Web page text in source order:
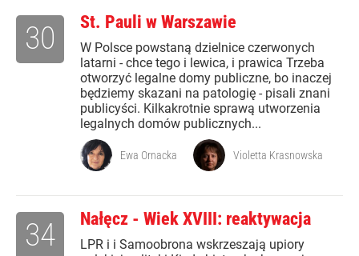
St. Pauli w Warszawie
W Polsce powstaną dzielnice czerwonych
latarni - chce tego i lewica, i prawica Trzeba
otworzyć legalne domy publiczne, bo inaczej
będziemy skazani na patologię - pisali znani
publicyści. Kilkakrotnie sprawą utworzenia
legalnych domów publicznych...
30
Ewa Ornacka Violetta Krasnowska
Nałęcz - Wiek XVIII: reaktywacja
LPR i i Samoobrona wskrzeszają upiory
34